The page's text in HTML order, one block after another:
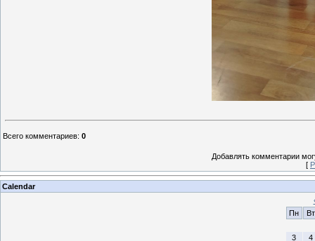
Всего комментариев: 0
Добавлять комментарии
[
Calendar
Пн
Вт
3 4